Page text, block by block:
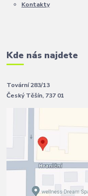
Kontakty
Kde nás najdete
Tovární 283/13
Český Těšín, 737 01